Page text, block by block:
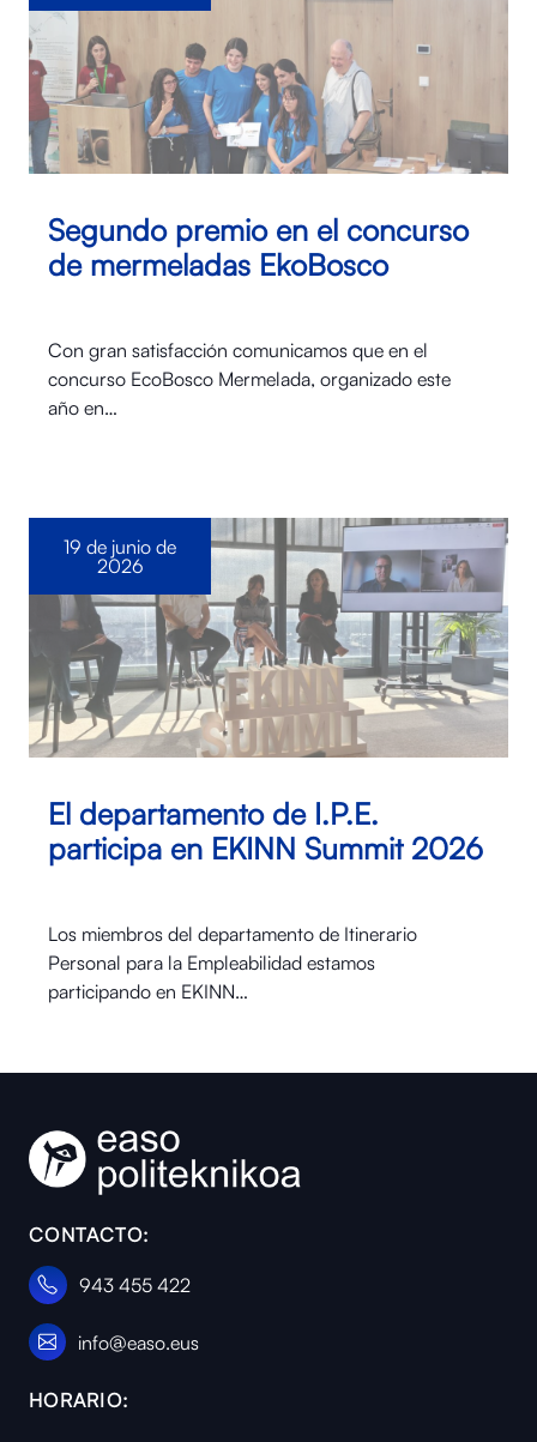
Segundo premio en el concurso
de mermeladas EkoBosco
Con gran satisfacción comunicamos que en el
concurso EcoBosco Mermelada, organizado este
año en…
El departamento de I.P.E.
participa en EKINN Summit 2026
Los miembros del departamento de Itinerario
Personal para la Empleabilidad estamos
participando en EKINN…
19 de junio de
2026
CONTACTO:
943 455 422
info@easo.eus
HORARIO: